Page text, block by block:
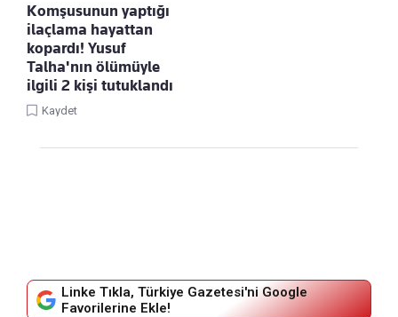
Komşusunun yaptığı
ilaçlama hayattan
kopardı! Yusuf
Talha'nın ölümüyle
ilgili 2 kişi tutuklandı
Kaydet
Linke Tıkla, Türkiye Gazetesi'ni Google
Favorilerine Ekle!